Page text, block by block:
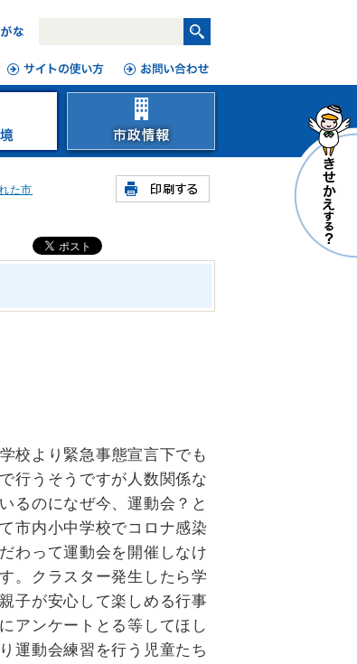
た市
校より緊急事態宣言下でも
行うそうですが人数関係な
るのになぜ今、運動会？と
市内小中学校でコロナ感染
わって運動会を開催しなけ
。クラスター発生したら学
子が安心して楽しめる行事
アンケートとる等してほし
運動会練習を行う児童たち